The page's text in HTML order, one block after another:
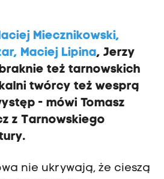
Miecznikowski,
Maciej Lipina, Jerzy
też tarnowskich
twórcy też wesprą
- mówi Tomasz
z Tarnowskiego
nie ukrywają, że cieszą